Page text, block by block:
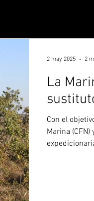
La
Con el
Marina
2 may 2025 2